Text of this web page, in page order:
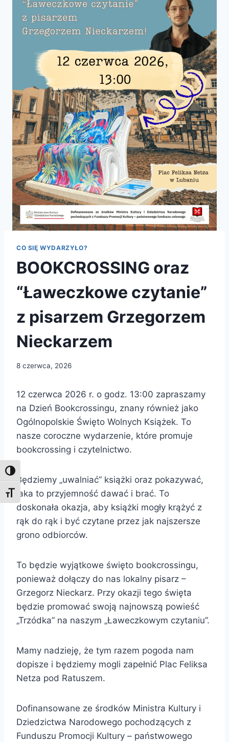
Toggle High Contrast
Toggle Font size
CO SIĘ WYDARZYŁO?
BOOKCROSSING oraz
“Ławeczkowe czytanie”
z pisarzem Grzegorzem
Nieckarzem
8 czerwca, 2026
12 czerwca 2026 r. o godz. 13:00 zapraszamy
na Dzień Bookcrossingu, znany również jako
Ogólnopolskie Święto Wolnych Książek. To
nasze coroczne wydarzenie, które promuje
bookcrossing i czytelnictwo.
Będziemy „uwalniać” książki oraz pokazywać,
jaka to przyjemność dawać i brać. To
doskonała okazja, aby książki mogły krążyć z
rąk do rąk i być czytane przez jak najszersze
grono odbiorców.
To będzie wyjątkowe święto bookcrossingu,
ponieważ dołączy do nas lokalny pisarz –
Grzegorz Nieckarz. Przy okazji tego święta
będzie promować swoją najnowszą powieść
„Trzódka” na naszym „Ławeczkowym czytaniu”.
Mamy nadzieję, że tym razem pogoda nam
dopisze i będziemy mogli zapełnić Plac Feliksa
Netza pod Ratuszem.
Dofinansowane ze środków Ministra Kultury i
Dziedzictwa Narodowego pochodzących z
Funduszu Promocji Kultury – państwowego